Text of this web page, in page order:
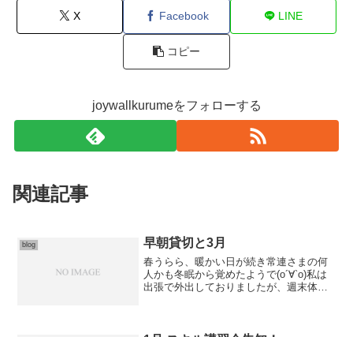
X Facebook LINE
コピー
joywallkurumeをフォローする
関連記事
blog 早朝貸切と3月
春うらら、暖かい日が続き常連さまの何
人かも冬眠から覚めたようで(о´∀`о)私は
出張で外出しておりましたが、週末体験